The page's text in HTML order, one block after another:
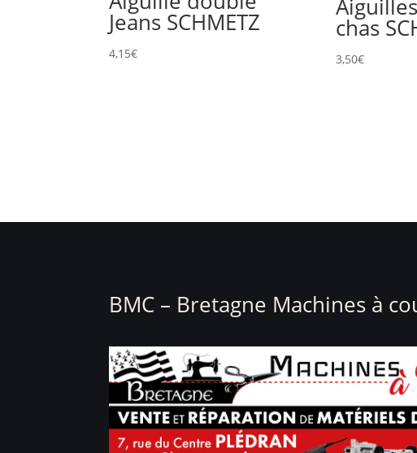
Jeans SCHMETZ
4,15€
chas
3,50€
BMC – Bretagne Machines à